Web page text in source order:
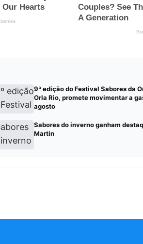
9º edição do Festival Sabores da
Orla Rio, promete movimentar a
agosto
Sabores do inverno ganham
Martin